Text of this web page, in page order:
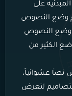
على
وضع النصوص
وضع النصوص
الكثير من
نصاَ عشوائياً،
لتعرض